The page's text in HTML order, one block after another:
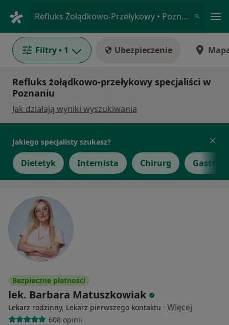
Refluks Żołądkowo-Przełykowy • Poznań, wielkopolskie
Filtry • 1 Ubezpieczenie
Refluks żołądkowo-przełykowy specjaliści w
Poznaniu
Jak działają wyniki wyszukiwania
Jakiego specjalisty szukasz?
Dietetyk Internista Chirurg
Bezpieczne płatności
lek. Barbara Matuszkowiak
Lekarz rodzinny, Lekarz pierwszego kontaktu · Więcej
608 opinii